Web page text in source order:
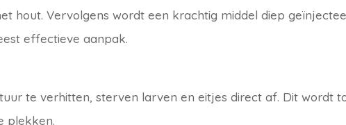
hout. Vervolgens wordt een krachtig middel diep
effectieve aanpak.
te verhitten, sterven larven en eitjes direct af. Dit wordt
plekken.